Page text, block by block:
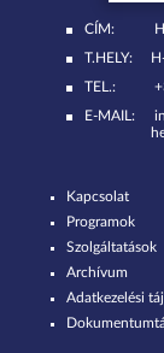
CÍM:
T.HELY:
TEL.:
E-MAIL:
Kapcsolat
Programok
Szolgáltatások
Archívum
Adatkezelési